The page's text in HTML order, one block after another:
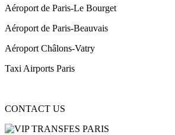
Aéroport de Paris-Le Bourget
Aéroport de Paris-Beauvais
Aéroport Châlons-Vatry
Taxi Airports Paris
CONTACT US